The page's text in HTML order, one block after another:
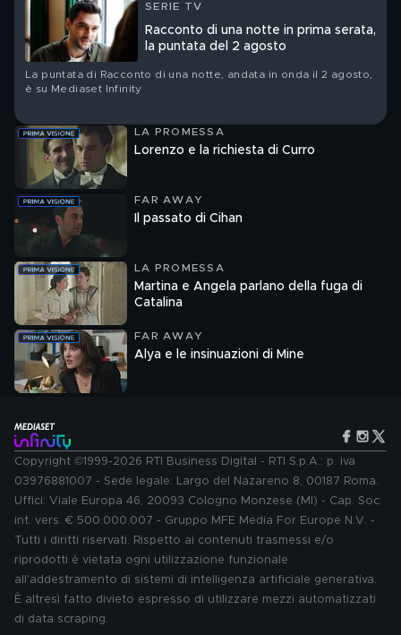
SERIE TV
Racconto di una notte in prima serata,
la puntata del 2 agosto
La puntata di Racconto di una notte, andata in onda il 2 agosto,
è su Mediaset Infinity
LA PROMESSA
Lorenzo e la richiesta di Curro
FAR AWAY
Il passato di Cihan
LA PROMESSA
Martina e Angela parlano della fuga di
Catalina
FAR AWAY
Alya e le insinuazioni di Mine
Copyright ©1999-2026 RTI Business Digital - RTI S.p.A.: p. iva
03976881007 - Sede legale: Largo del Nazareno 8, 00187 Roma.
Uffici: Viale Europa 46, 20093 Cologno Monzese (MI) - Cap. Soc.
int. vers. € 500.000.007 - Gruppo MFE Media For Europe N.V. -
Tutti i diritti riservati. Rispetto ai contenuti trasmessi e/o
riprodotti è vietata ogni utilizzazione funzionale
all'addestramento di sistemi di intelligenza artificiale generativa.
È altresì fatto divieto espresso di utilizzare mezzi automatizzati
di data scraping.